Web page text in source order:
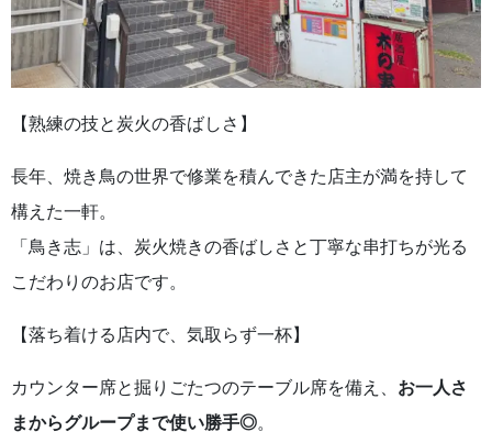
【熟練の技と炭火の香ばしさ】
長年、焼き鳥の世界で修業を積んできた店主が満を持して
構えた一軒。
「鳥き志」は、炭火焼きの香ばしさと丁寧な串打ちが光る
こだわりのお店です。
【落ち着ける店内で、気取らず一杯】
カウンター席と掘りごたつのテーブル席を備え、 お一人さ
まからグループまで使い勝手◎。